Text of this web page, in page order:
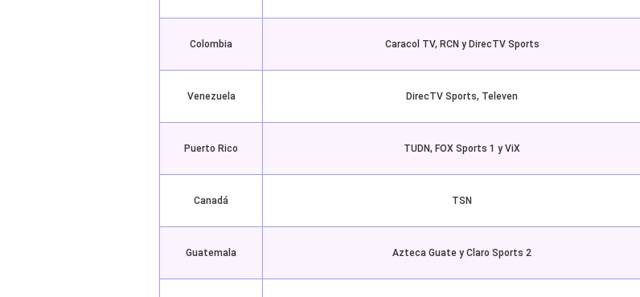
Colombia Caracol TV, RCN y DirecTV Sports
Venezuela DirecTV Sports, Televen
Puerto Rico TUDN, FOX Sports 1 y ViX
Canadá TSN
Guatemala Azteca Guate y Claro Sports 2